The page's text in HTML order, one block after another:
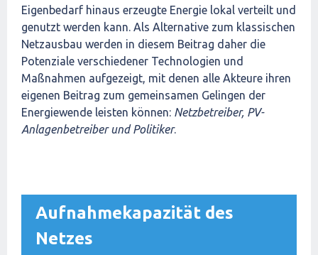
Eigenbedarf hinaus erzeugte Energie lokal verteilt und
genutzt werden kann. Als Alternative zum klassischen
Netzausbau werden in diesem Beitrag daher die
Potenziale verschiedener Technologien und
Maßnahmen aufgezeigt, mit denen alle Akteure ihren
eigenen Beitrag zum gemeinsamen Gelingen der
Energiewende leisten können: Netzbetreiber, PV-
Anlagenbetreiber und Politiker.
Aufnahmekapazität des
Netzes